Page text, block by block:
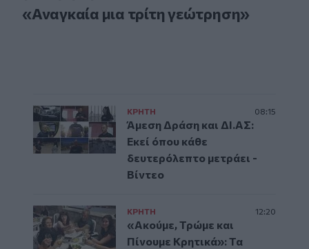
«Αναγκαία μια τρίτη γεώτρηση»
ΚΡΗΤΗ 08:15
Άμεση Δράση και ΔΙ.ΑΣ:
Εκεί όπου κάθε
δευτερόλεπτο μετράει -
Βίντεο
ΚΡΗΤΗ 12:20
«Ακούμε, Τρώμε και
Πίνουμε Κρητικά»: Τα